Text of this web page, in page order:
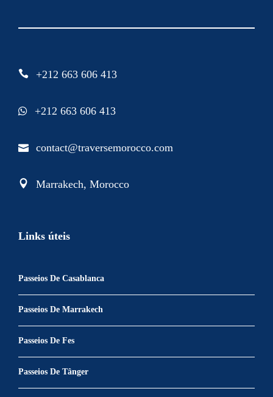
+212 663 606 413
+212 663 606 413
contact@traversemorocco.com
Marrakech, Morocco
Links úteis
Passeios De Casablanca
Passeios De Marrakech
Passeios De Fes
Passeios De Tânger